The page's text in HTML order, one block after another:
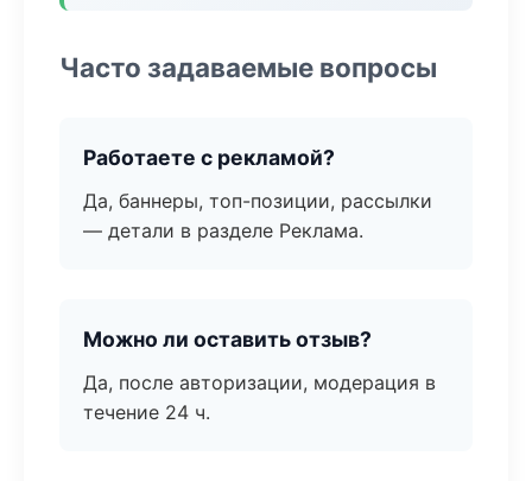
Часто задаваемые вопросы
Работаете с рекламой?
Да, баннеры, топ-позиции, рассылки
— детали в разделе Реклама.
Можно ли оставить отзыв?
Да, после авторизации, модерация в
течение 24 ч.